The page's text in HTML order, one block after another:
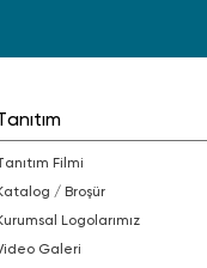
Tanıtım
Tanıtım Filmi
Katalog / Broşür
Kurumsal Logolarımız
Video Galeri